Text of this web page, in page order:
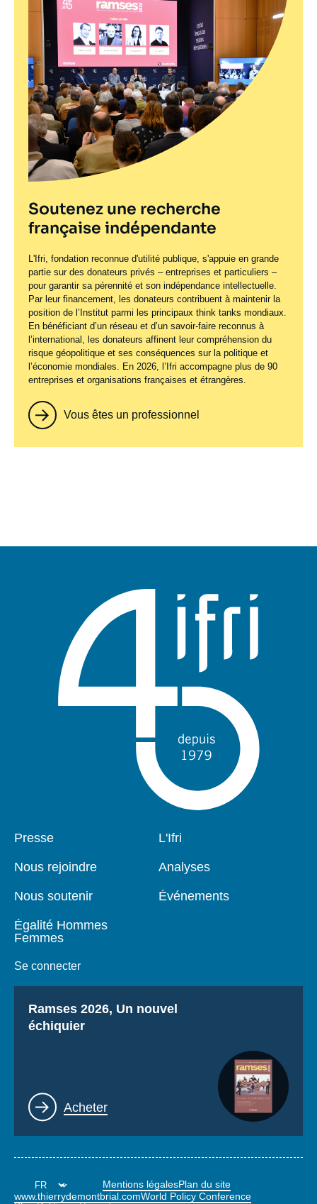
Soutenez une recherche
française indépendante
L'Ifri, fondation reconnue d'utilité publique, s'appuie en grande
partie sur des donateurs privés – entreprises et particuliers –
pour garantir sa pérennité et son indépendance intellectuelle.
Par leur financement, les donateurs contribuent à maintenir la
position de l’Institut parmi les principaux think tanks mondiaux.
En bénéficiant d’un réseau et d’un savoir-faire reconnus à
l’international, les donateurs affinent leur compréhension du
risque géopolitique et ses conséquences sur la politique et
l’économie mondiales. En 2026, l’Ifri accompagne plus de 90
entreprises et organisations françaises et étrangères.
Vous êtes un professionnel
Pied
Presse
Nous rejoindre
Nous soutenir
Égalité Hommes
Femmes
Se connecter
Navigation
L'Ifri
Analyses
Événements
Titre
Ramses 2026, Un nouvel
échiquier
Lien
Acheter
Mentions légalesPlan du site
www.thierrydemontbrial.comWorld Policy Conference